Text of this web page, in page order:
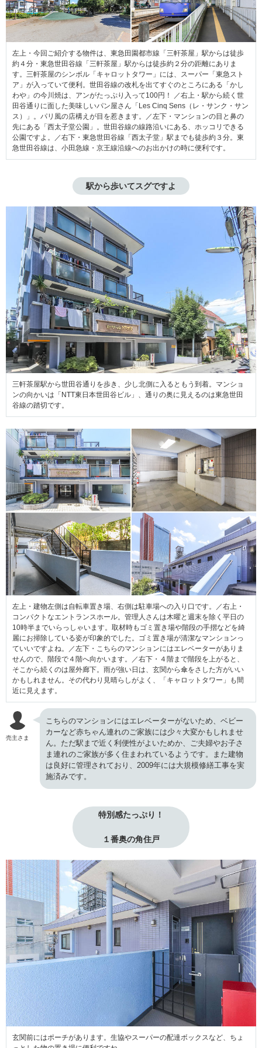
左上・今回ご紹介する物件は、東急田園都市線「三軒茶屋」駅からは徒歩
約４分・東急世田谷線「三軒茶屋」駅からは徒歩約２分の距離にありま
す。三軒茶屋のシンボル「キャロットタワー」には、スーパー「東急スト
ア」が入っていて便利。世田谷線の改札を出てすぐのところにある「かし
わや」の今川焼は、アンがたっぷり入って100円！ ／右上・駅から続く世
田谷通りに面した美味しいパン屋さん「Les Cinq Sens（レ・サンク・サン
ス）」。パリ風の店構えが目を惹きます。／左下・マンションの目と鼻の
先にある「西太子堂公園」。世田谷線の線路沿いにある、ホッコリできる
公園ですよ。／右下・東急世田谷線「西太子堂」駅までも徒歩約３分。東
急世田谷線は、小田急線・京王線沿線へのお出かけの時に便利です。
駅から歩いてスグですよ
三軒茶屋駅から世田谷通りを歩き、少し北側に入るともう到着。マンショ
ンの向かいは「NTT東日本世田谷ビル」、通りの奥に見えるのは東急世田
谷線の踏切です。
左上・建物左側は自転車置き場、右側は駐車場への入り口です。／右上・
コンパクトなエントランスホール。管理人さんは木曜と週末を除く平日の
10時半までいらっしゃいます。取材時もゴミ置き場や階段の手摺などを綺
麗にお掃除している姿が印象的でした。ゴミ置き場が清潔なマンションっ
ていいですよね。／左下・こちらのマンションにはエレベーターがありま
せんので、階段で４階へ向かいます。／右下・４階まで階段を上がると、
そこから続くのは屋外廊下。雨が強い日は、玄関から傘をさした方がいい
かもしれません。その代わり見晴らしがよく、「キャロットタワー」も間
近に見えます。
売主さま
こちらのマンションにはエレベーターがないため、ベビー
カーなど赤ちゃん連れのご家族には少々大変かもしれませ
ん。ただ駅まで近く利便性がよいためか、ご夫婦やお子さ
ま連れのご家族が多く住まわれているようです。また建物
は良好に管理されており、2009年には大規模修繕工事を実
施済みです。
特別感たっぷり！
１番奥の角住戸
玄関前にはポーチがあります。生協やスーパーの配達ボックスなど、ちょ